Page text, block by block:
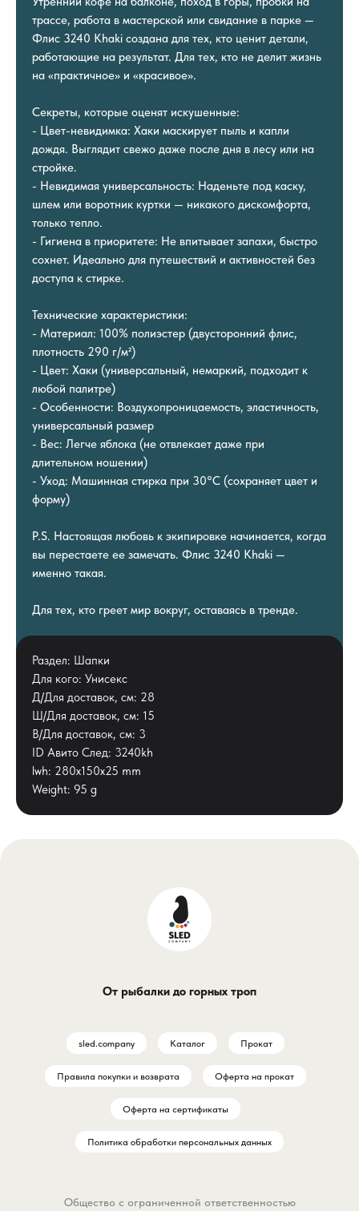
трассе, работа в мастерской или свидание в парке —
Флис 3240 Khaki создана для тех, кто ценит детали,
работающие на результат. Для тех, кто не делит жизнь
на «практичное» и «красивое».
Секреты, которые оценят искушенные:
- Цвет-невидимка: Хаки маскирует пыль и капли
дождя. Выглядит свежо даже после дня в лесу или на
стройке.
- Невидимая универсальность: Наденьте под каску,
шлем или воротник куртки — никакого дискомфорта,
только тепло.
- Гигиена в приоритете: Не впитывает запахи, быстро
сохнет. Идеально для путешествий и активностей без
доступа к стирке.
Технические характеристики:
- Материал: 100% полиэстер (двусторонний флис,
плотность 290 г/м²)
- Цвет: Хаки (универсальный, немаркий, подходит к
любой палитре)
- Особенности: Воздухопроницаемость, эластичность,
универсальный размер
- Вес: Легче яблока (не отвлекает даже при
длительном ношении)
- Уход: Машинная стирка при 30°C (сохраняет цвет и
форму)
P.S. Настоящая любовь к экипировке начинается, когда
вы перестаете ее замечать. Флис 3240 Khaki —
именно такая.
Для тех, кто греет мир вокруг, оставаясь в тренде.
Раздел: Шапки
Для кого: Унисекс
Д/Для доставок, см: 28
Ш/Для доставок, см: 15
В/Для доставок, см: 3
ID Авито След: 3240kh
lwh: 280x150x25 mm
Weight: 95 g
От рыбалки до горных троп
sled.company Каталог Прокат
Правила покупки и возврата Оферта на прокат
Оферта на сертификаты
Политика обработки персональных данных
Общество с ограниченной ответственностью